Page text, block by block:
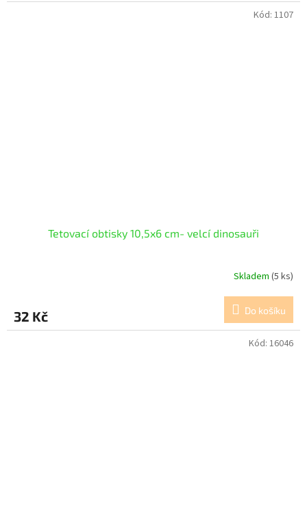
Tetovací obtisky 10,5x6 cm- velcí dinosauři
Skladem (5 ks)
32 Kč Do košíku
Kód: 1107
Kód: 16046